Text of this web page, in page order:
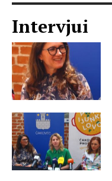
Intervjui